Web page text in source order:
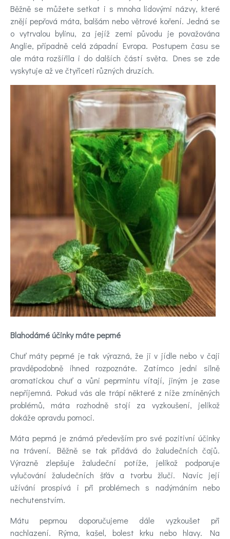
chat
Test
nálady
Hledáte
účinnou
pomoc
Videa
Kontakt
Registrace
Běžně se můžete setkat i s mnoha lidovými názvy, které
znějí pepřová máta, balšám nebo větrové koření. Jedná se
o vytrvalou bylinu, za jejíž zemi původu je považována
Anglie, případně celá západní Evropa. Postupem času se
ale máta rozšířila i do dalších částí světa. Dnes se zde
vyskytuje až ve čtyřiceti různých druzích.
Blahodárné účinky máte peprné
Chuť máty peprné je tak výrazná, že ji v jídle nebo v čaji
pravděpodobně ihned rozpoznáte. Zatímco jedni silně
aromatickou chuť a vůni peprmintu vítají, jiným je zase
nepříjemná. Pokud vás ale trápí některé z níže zmíněných
problémů, máta rozhodně stojí za vyzkoušení, jelikož
dokáže opravdu pomoci.
Máta peprná je známá především pro své pozitivní účinky
na trávení. Běžně se tak přidává do žaludečních čajů.
Výrazně zlepšuje žaludeční potíže, jelikož podporuje
vylučování žaludečních šťáv a tvorbu žluči. Navíc její
užívání prospívá i při problémech s nadýmáním nebo
nechutenstvím.
Mátu peprnou doporučujeme dále vyzkoušet při
nachlazení. Rýma, kašel, bolest krku nebo hlavy. Na